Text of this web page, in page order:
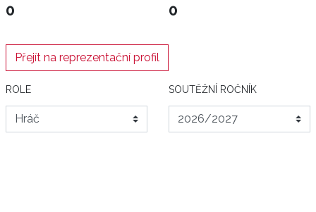
0 0
Přejít na reprezentační profil
ROLE SOUTĚŽNÍ ROČNÍK